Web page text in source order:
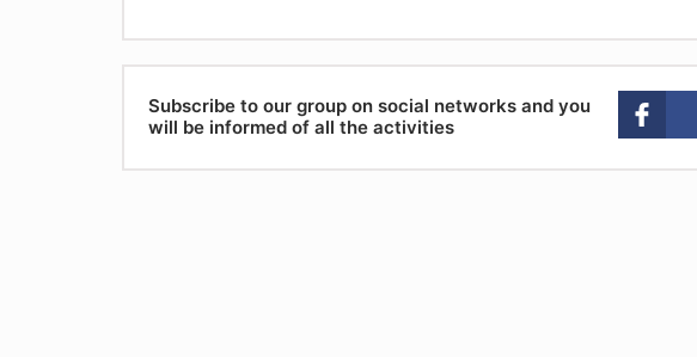
Subscribe to our group on social networks and you
will be informed of all the activities